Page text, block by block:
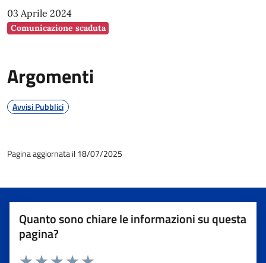
03 Aprile 2024
Comunicazione scaduta
Argomenti
Avvisi Pubblici
Pagina aggiornata il 18/07/2025
Quanto sono chiare le informazioni su questa
pagina?